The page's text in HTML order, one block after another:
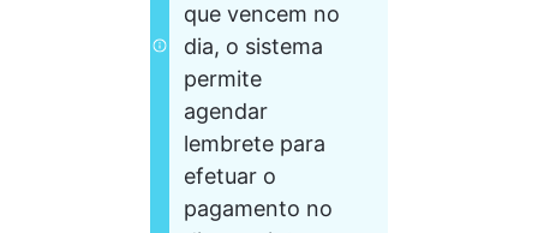
que vencem no
dia, o sistema
permite
agendar
lembrete para
efetuar o
pagamento no